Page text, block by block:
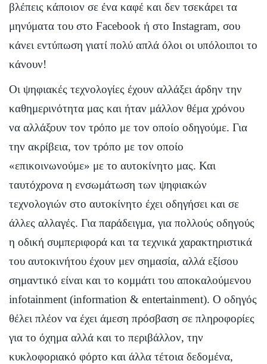
βλέπεις κάποιον σε ένα καφέ και δεν τσεκάρει τα
μηνύματα του στο Facebook ή στο Instagram, σου
κάνει εντύπωση γιατί πολύ απλά όλοι οι υπόλοιποι το
κάνουν!
Οι ψηφιακές τεχνολογίες έχουν αλλάξει άρδην την
καθημερινότητα μας και ήταν μάλλον θέμα χρόνου
να αλλάξουν τον τρόπο με τον οποίο οδηγούμε. Για
την ακρίβεια, τον τρόπο με τον οποίο
«επικοινωνούμε» με το αυτοκίνητο μας. Και
ταυτόχρονα η ενσωμάτωση των ψηφιακών
τεχνολογιών στο αυτοκίνητο έχει οδηγήσει και σε
άλλες αλλαγές. Για παράδειγμα, για πολλούς οδηγούς
η οδική συμπεριφορά και τα τεχνικά χαρακτηριστικά
του αυτοκινήτου έχουν μεν σημασία, αλλά εξίσου
σημαντικό είναι και το κομμάτι του αποκαλούμενου
infotainment (information & entertainment). Ο οδηγός
θέλει πλέον να έχει άμεση πρόσβαση σε πληροφορίες
για το όχημα αλλά και το περιβάλλον, την
κυκλοφοριακό φόρτο και άλλα τέτοια δεδομένα,